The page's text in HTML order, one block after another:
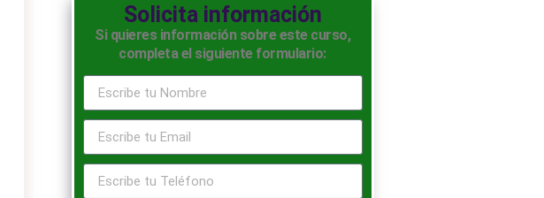
Solicita información
Si quieres información sobre este curso,
completa el siguiente formulario: